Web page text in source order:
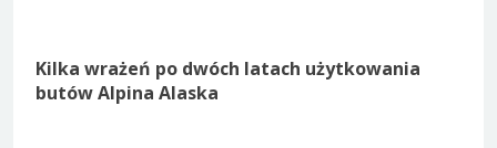
Kilka wrażeń po dwóch latach użytkowania
butów Alpina Alaska